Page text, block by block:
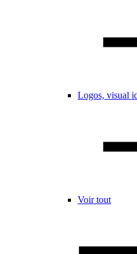
Logos, visual
Voir tout